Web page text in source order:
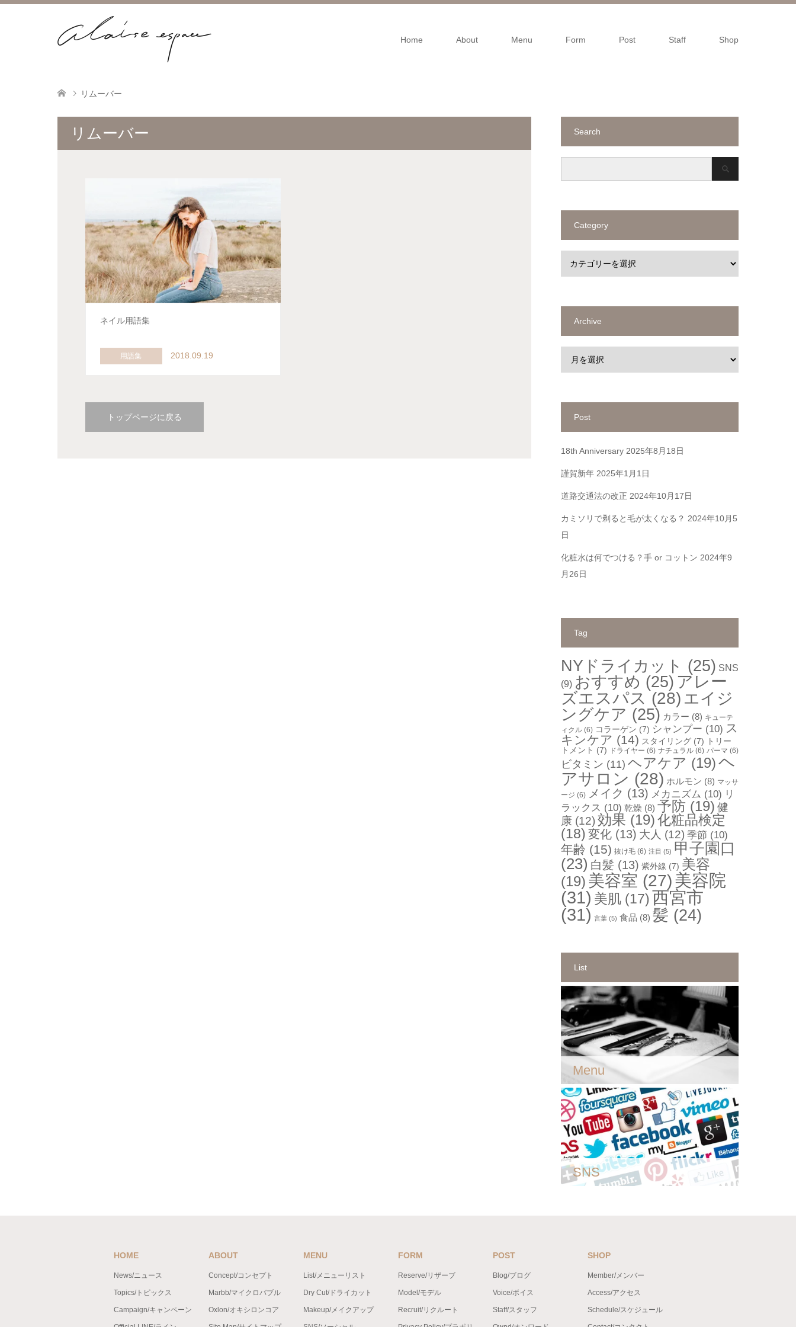
Home About Menu Form Post Staff Shop
リムーバー
リムーバー
ネイル用語集
用語集 2018.09.19
トップページに戻る
Search
Category
Archive
Post
18th Anniversary 2025年8月18日
謹賀新年 2025年1月1日
道路交通法の改正 2024年10月17日
カミソリで剃ると毛が太くなる？ 2024年10月5
日
化粧水は何でつける？手 or コットン 2024年9
月26日
Tag
NYドライカット (25) SNS
(9) おすすめ (25) アレー
ズエスパス (28) エイジ
ングケア (25) カラー (8) キューテ
ィクル (6) コラーゲン (7) シャンプー (10) ス
キンケア (14) スタイリング (7)
トリー
トメント (7) ドライヤー (6) ナチュラル (6) パーマ (6)
ビタミン (11) ヘアケア (19)ヘ
アサロン (28) ホルモン (8) マッサ
ージ (6) メイク (13) メカニズム (10) リ
ラックス (10) 乾燥 (8) 予防 (19) 健
康 (12) 効果 (19)化粧品検定
(18) 変化 (13) 大人 (12) 季節 (10)
年齢 (15) 抜け毛 (6) 注目 (5) 甲子園口
(23) 白髪 (13) 紫外線 (7) 美容
(19) 美容室 (27)美容院
(31) 美肌 (17)西宮市
(31) 言葉 (5) 食品 (8) 髪 (24)
List
Menu
SNS
HOME
News/ニュース
Topics/トピックス
Campaign/キャンペーン
ABOUT
Concept/コンセプト
Marbb/マイクロバブル
Oxlon/オキシロンコア
MENU
List/メニューリスト
Dry Cut/ドライカット
Makeup/メイクアップ
FORM
Reserve/リザーブ
Model/モデル
Recruit/リクルート
POST
Blog/ブログ
Voice/ボイス
Staff/スタッフ
SHOP
Member/メンバー
Access/アクセス
Schedule/スケジュール